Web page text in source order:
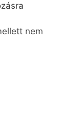
nem